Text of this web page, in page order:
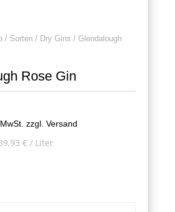
/ Sorten/ Dry Gins / Glendalough
Rose Gin
zzgl. Versand
€/ Liter